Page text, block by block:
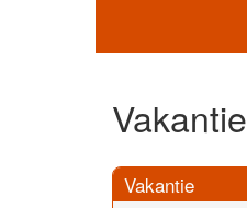
Vakantie
Vakantie